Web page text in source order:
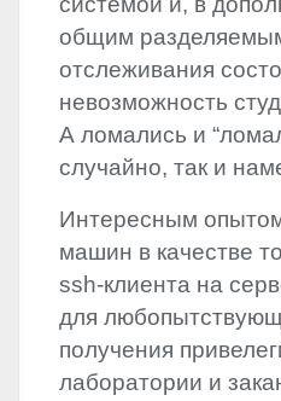
общим
отслеживания
невозможность
А ломались и
случайно, так и
Интересным
машин в качестве
ssh-клиента на
для
получения
лаборатории и